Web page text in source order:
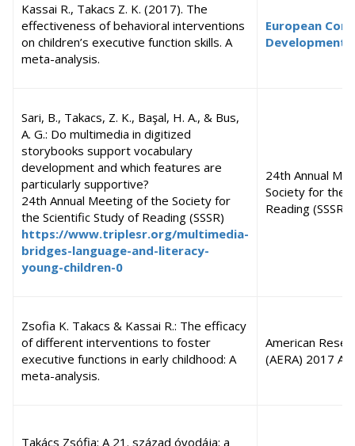
Kassai R., Takacs Z. K. (2017). The
effectiveness of behavioral interventions
on children’s executive function skills. A
meta-analysis.
European
Sari, B., Takacs, Z. K., Başal, H. A., & Bus,
A. G.: Do multimedia in digitized
storybooks support vocabulary
development and which features are
particularly supportive?
24th Annual Meeting of the Society for
the Scientific Study of Reading (SSSR)
https://www.triplesr.org/multimedia-
bridges-language-and-literacy-
young-children-0
24th Annual
Society for the
Reading (SSSR)
Zsofia K. Takacs & Kassai R.: The efficacy
of different interventions to foster
executive functions in early childhood: A
meta-analysis.
American
(AERA) 2017
Takács Zsófia: A 21. század óvodája: a